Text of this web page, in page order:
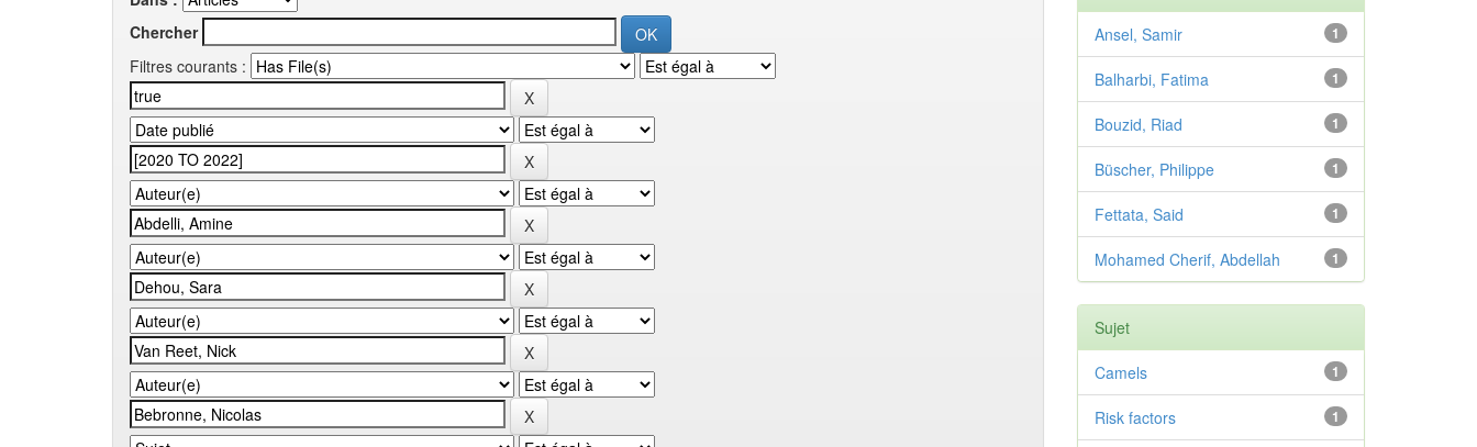
Chercher
Filtres courants :
1
Ansel, Samir
1
Balharbi, Fatima
1
Bouzid, Riad
1
Büscher, Philippe
1
Fettata, Said
1
Mohamed Cherif, Abdellah
Sujet
1
Camels
1
Risk factors